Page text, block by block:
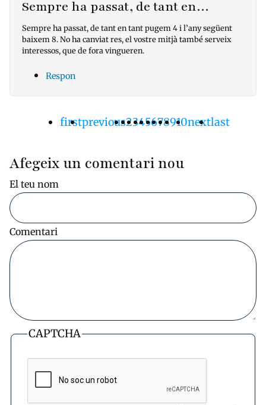
Sempre ha passat, de tant en…
Sempre ha passat, de tant en tant pugem 4 i l’any següent
baixem 8. No ha canviat res, el vostre mitjà també serveix
interessos, que de fora vingueren.
Respon
PaginacióPrimera
firstPàgina
previousPàgina
2Pàgina
3Pàgina
4Pàgina
5Pàgina
6Pàgina
7Pàgina
8Pàgina
9Pàgina
10Pàgina
nextÚltima
last
Afegeix un comentari nou
El teu nom
Comentari
CAPTCHA